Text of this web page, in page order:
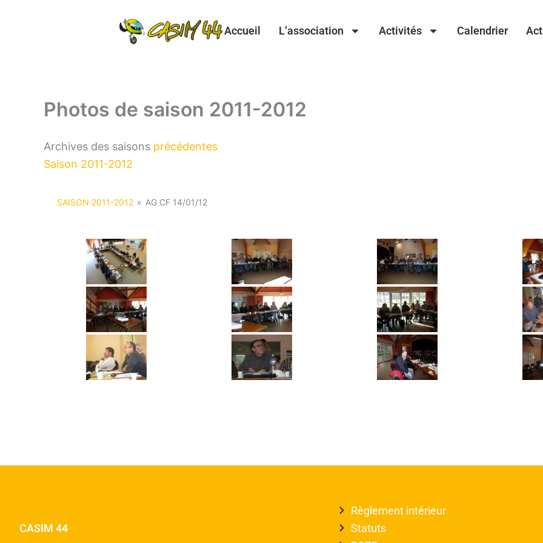
Accueil L’association Activités Calendrier
Photos de saison 2011-2012
Archives des saisons précédentes
Saison 2011-2012
SAISON 2011-2012 » AG CF 14/01/12
CASIM 44
Règlement intérieur
Statuts